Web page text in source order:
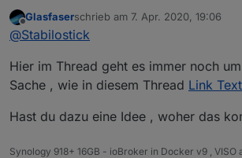
Nee.. . hat er so automatisch gemacht , habe nur
nochmal die beiden Links
Screenshot , halt nur
Offline
Glasfaserschrieb am 7. Apr. 2020, 19:06
zuletzt editiert von
@Stabilostick
Hier im Thread geht es immer noch
Sache , wie in diesem Thread Link Text
Hast du dazu eine Idee , woher das
Synology 918+ 16GB - ioBroker in Docker v9 , VISO